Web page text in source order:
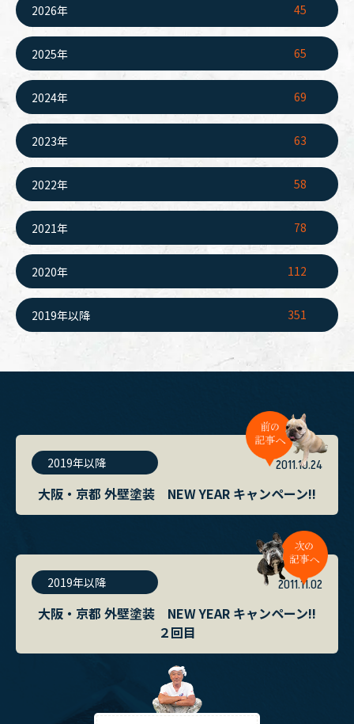
2026年 45
2025年 65
2024年 69
2023年 63
2022年 58
2021年 78
2020年 112
2019年以降 351
2019年以降 2011.10.24
大阪・京都 外壁塗装 NEW YEAR キャンペーン!!
2019年以降 2011.11.02
大阪・京都 外壁塗装 NEW YEAR キャンペーン!!
２回目